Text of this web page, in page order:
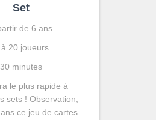
Set
de 6 ans
à 20 joueurs
30 minutes
le plus rapide à
sets ! Observation,
ce jeu de cartes